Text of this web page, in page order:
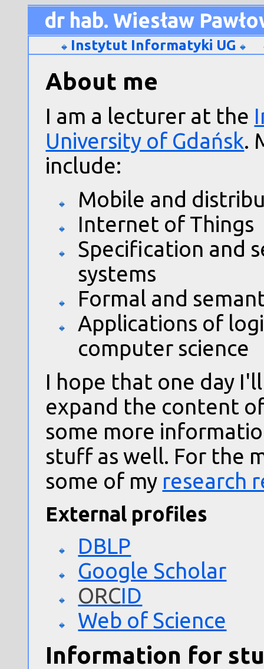
dr hab. Wiesław
Instytut Informatyki UG
About me
I am a lecturer at the
University of Gdańsk.
include:
Mobile and
Internet of Things
Specification and
systems
Formal and
Applications of
computer science
I hope that one day
expand the content
some more
stuff as well. For the
some of my research
External profiles
DBLP
Google Scholar
ORCID
Web of Science
Information for